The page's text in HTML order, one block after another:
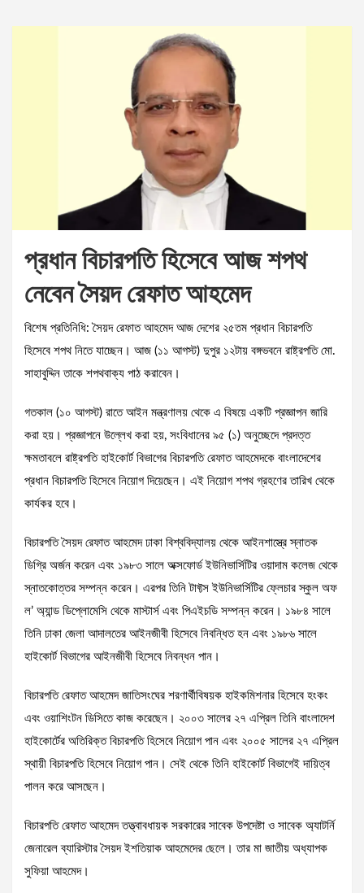
প্রধান বিচারপতি হিসেবে আজ শপথ
নেবেন সৈয়দ রেফাত আহমেদ
বিশেষ প্রতিনিধি: সৈয়দ রেফাত আহমেদ আজ দেশের ২৫তম প্রধান বিচারপতি
হিসেবে শপথ নিতে যাচ্ছেন। আজ (১১ আগস্ট) দুপুর ১২টায় বঙ্গভবনে রাষ্ট্রপতি মো.
সাহাবুদ্দিন তাকে শপথবাক্য পাঠ করাবেন।
গতকাল (১০ আগস্ট) রাতে আইন মন্ত্রণালয় থেকে এ বিষয়ে একটি প্রজ্ঞাপন জারি
করা হয়। প্রজ্ঞাপনে উল্লেখ করা হয়, সংবিধানের ৯৫ (১) অনুচ্ছেদে প্রদত্ত
ক্ষমতাবলে রাষ্ট্রপতি হাইকোর্ট বিভাগের বিচারপতি রেফাত আহমেদকে বাংলাদেশের
প্রধান বিচারপতি হিসেবে নিয়োগ দিয়েছেন। এই নিয়োগ শপথ গ্রহণের তারিখ থেকে
কার্যকর হবে।
বিচারপতি সৈয়দ রেফাত আহমেদ ঢাকা বিশ্ববিদ্যালয় থেকে আইনশাস্ত্রে স্নাতক
ডিগ্রি অর্জন করেন এবং ১৯৮৩ সালে অক্সফোর্ড ইউনিভার্সিটির ওয়াদাম কলেজ থেকে
স্নাতকোত্তর সম্পন্ন করেন। এরপর তিনি টাফ্টস ইউনিভার্সিটির ফ্লেচার স্কুল অফ
ল’ অ্যান্ড ডিপ্লোমেসি থেকে মাস্টার্স এবং পিএইচডি সম্পন্ন করেন। ১৯৮৪ সালে
তিনি ঢাকা জেলা আদালতের আইনজীবী হিসেবে নিবন্ধিত হন এবং ১৯৮৬ সালে
হাইকোর্ট বিভাগের আইনজীবী হিসেবে নিবন্ধন পান।
বিচারপতি রেফাত আহমেদ জাতিসংঘের শরণার্থীবিষয়ক হাইকমিশনার হিসেবে হংকং
এবং ওয়াশিংটন ডিসিতে কাজ করেছেন। ২০০৩ সালের ২৭ এপ্রিল তিনি বাংলাদেশ
হাইকোর্টের অতিরিক্ত বিচারপতি হিসেবে নিয়োগ পান এবং ২০০৫ সালের ২৭ এপ্রিল
স্থায়ী বিচারপতি হিসেবে নিয়োগ পান। সেই থেকে তিনি হাইকোর্ট বিভাগেই দায়িত্ব
পালন করে আসছেন।
বিচারপতি রেফাত আহমেদ তত্ত্বাবধায়ক সরকারের সাবেক উপদেষ্টা ও সাবেক অ্যাটর্নি
জেনারেল ব্যারিস্টার সৈয়দ ইশতিয়াক আহমেদের ছেলে। তার মা জাতীয় অধ্যাপক
সুফিয়া আহমেদ।